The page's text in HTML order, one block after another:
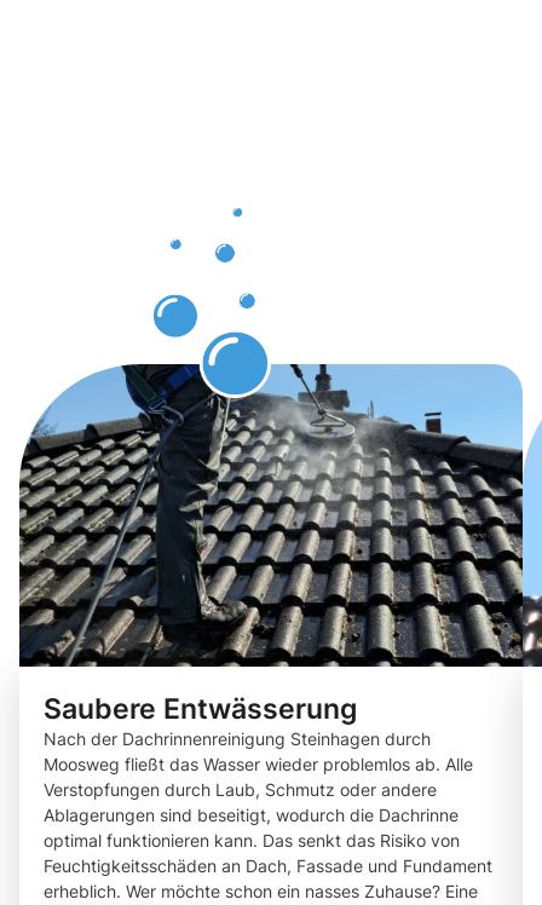
Saubere Entwässerung
Nach der Dachrinnenreinigung Steinhagen durch
Moosweg fließt das Wasser wieder problemlos ab. Alle
Verstopfungen durch Laub, Schmutz oder andere
Ablagerungen sind beseitigt, wodurch die Dachrinne
optimal funktionieren kann. Das senkt das Risiko von
Feuchtigkeitsschäden an Dach, Fassade und Fundament
erheblich. Wer möchte schon ein nasses Zuhause? Eine